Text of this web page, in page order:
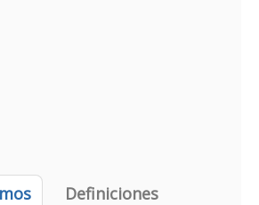
Definiciones